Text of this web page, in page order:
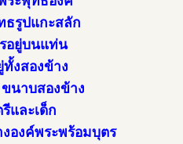
ธรูปแกะสลัก
อยู่บนแท่น
งสองข้าง
นาบสองข้าง
และเด็ก
องค์พระพร้อมบุตร